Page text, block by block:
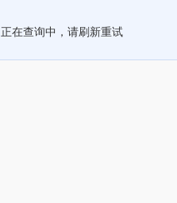
正在查询中，请刷新重试